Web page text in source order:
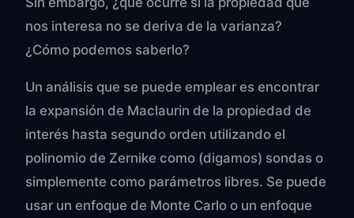
nos interesa no se deriva de la varianza?
¿Cómo podemos saberlo?
Un análisis que se puede emplear es encontrar
la expansión de Maclaurin de la propiedad de
interés hasta segundo orden utilizando el
polinomio de Zernike como (digamos) sondas o
simplemente como parámetros libres. Se puede
usar un enfoque de Monte Carlo o un enfoque